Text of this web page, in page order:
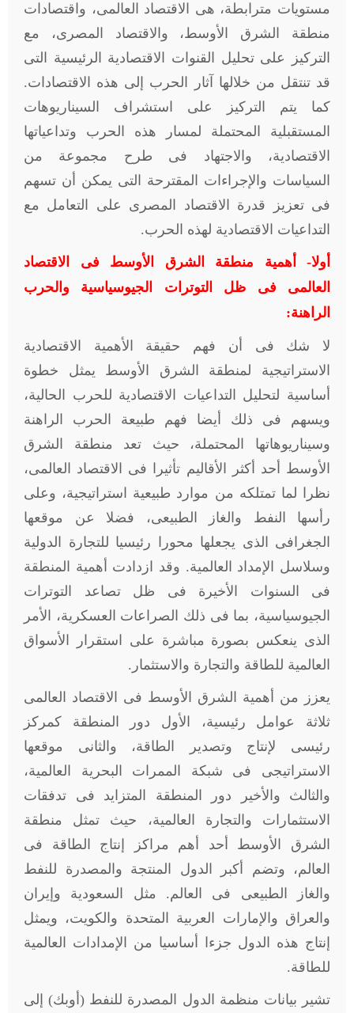
مستويات مترابطة، هى الاقتصاد العالمى، واقتصادات
منطقة الشرق الأوسط، والاقتصاد المصرى، مع
التركيز على تحليل القنوات الاقتصادية الرئيسية التى
قد تنتقل من خلالها آثار الحرب إلى هذه الاقتصادات.
كما يتم التركيز على استشراف السيناريوهات
المستقبلية المحتملة لمسار هذه الحرب وتداعياتها
الاقتصادية، والاجتهاد فى طرح مجموعة من
السياسات والإجراءات المقترحة التى يمكن أن تسهم
فى تعزيز قدرة الاقتصاد المصرى على التعامل مع
التداعيات الاقتصادية لهذه الحرب.
أولا- أهمية منطقة الشرق الأوسط فى الاقتصاد
العالمى فى ظل التوترات الجيوسياسية والحرب
الراهنة:
لا شك فى أن فهم حقيقة الأهمية الاقتصادية
الاستراتيجية لمنطقة الشرق الأوسط يمثل خطوة
أساسية لتحليل التداعيات الاقتصادية للحرب الحالية،
ويسهم فى ذلك أيضا فهم طبيعة الحرب الراهنة
وسيناريوهاتها المحتملة، حيث تعد منطقة الشرق
الأوسط أحد أكثر الأقاليم تأثيرا فى الاقتصاد العالمى،
نظرا لما تمتلكه من موارد طبيعية استراتيجية، وعلى
رأسها النفط والغاز الطبيعى، فضلا عن موقعها
الجغرافى الذى يجعلها محورا رئيسيا للتجارة الدولية
وسلاسل الإمداد العالمية. وقد ازدادت أهمية المنطقة
فى السنوات الأخيرة فى ظل تصاعد التوترات
الجيوسياسية، بما فى ذلك الصراعات العسكرية، الأمر
الذى ينعكس بصورة مباشرة على استقرار الأسواق
العالمية للطاقة والتجارة والاستثمار.
يعزز من أهمية الشرق الأوسط فى الاقتصاد العالمى
ثلاثة عوامل رئيسية، الأول دور المنطقة كمركز
رئيسى لإنتاج وتصدير الطاقة، والثانى موقعها
الاستراتيجى فى شبكة الممرات البحرية العالمية،
والثالث والأخير دور المنطقة المتزايد فى تدفقات
الاستثمارات والتجارة العالمية، حيث تمثل منطقة
الشرق الأوسط أحد أهم مراكز إنتاج الطاقة فى
العالم، وتضم أكبر الدول المنتجة والمصدرة للنفط
والغاز الطبيعى فى العالم. مثل السعودية وإيران
والعراق والإمارات العربية المتحدة والكويت، ويمثل
إنتاج هذه الدول جزءا أساسيا من الإمدادات العالمية
للطاقة.
تشير بيانات منظمة الدول المصدرة للنفط (أوبك) إلى